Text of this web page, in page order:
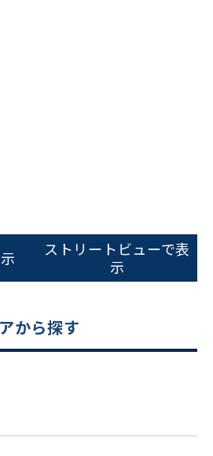
にご案内できます
620-213
電話でお問い合わせ
ストリートビューで表
示
から探す